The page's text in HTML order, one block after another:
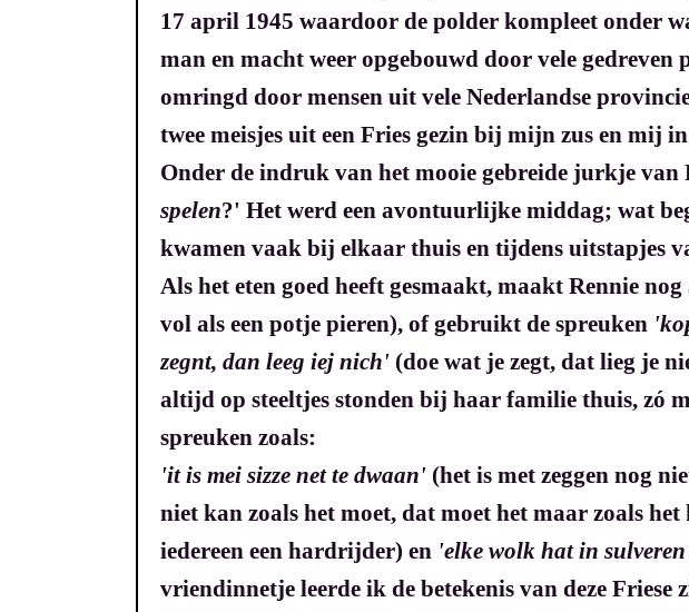
17 april 1945 waardoor de polder kompleet onder
man en macht weer opgebouwd door vele
omringd door mensen uit vele Nederlandse
twee meisjes uit een Fries gezin bij mijn zus en mij
Onder de indruk van het mooie gebreide jurkje van
spelen?' Het werd een avontuurlijke middag; wat
kwamen vaak bij elkaar thuis en tijdens uitstapjes
Als het eten goed heeft gesmaakt, maakt Rennie
vol als een potje pieren), of gebruikt de spreuken
zegnt, dan leeg iej nich' (doe wat je zegt, dat lieg je
altijd op steeltjes stonden bij haar familie thuis, zó
spreuken zoals:
'it is mei sizze net te dwaan' (het is met zeggen nog
niet kan zoals het moet, dat moet het maar zoals het
iedereen een hardrijder) en 'elke wolk hat in
vriendinnetje leerde ik de betekenis van deze Friese